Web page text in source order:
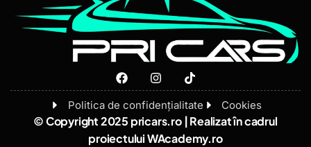
© Copyright 2025 pricars.ro | Realizat în cadrul
proiectuluiWAcademy.ro
Politica de confidențialitate Cookies